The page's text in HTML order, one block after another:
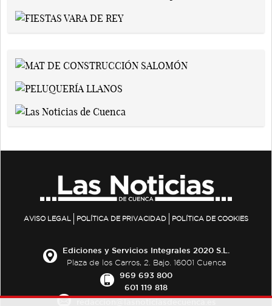
AVISO LEGAL POLÍTICA DE PRIVACIDAD POLÍTICA DE COOKIES
Ediciones y Servicios Integrales 2020 S.L.
Plaza de los Carros, 2. Bajo. 16001 Cuenca
969 693 800
601 119 818